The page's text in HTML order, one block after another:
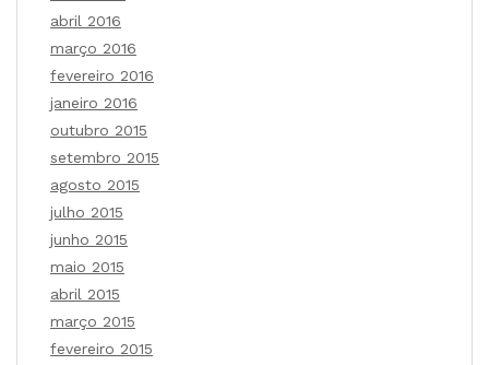
abril 2016
março 2016
fevereiro 2016
janeiro 2016
outubro 2015
setembro 2015
agosto 2015
julho 2015
junho 2015
maio 2015
abril 2015
março 2015
fevereiro 2015